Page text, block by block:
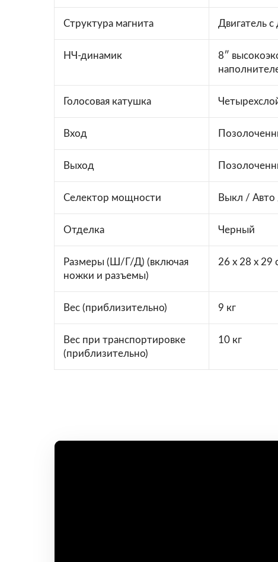
Структура магнита Двигатель
НЧ-динамик
8″
Голосовая катушка
Вход
Выход
Селектор мощности Выкл / Авто
Отделка Черный
Размеры (Ш/Г/Д) (включая
ножки и разъемы)
26 x 28 x 29
Вес (приблизительно) 9 кг
Вес при транспортировке
(приблизительно)
10 кг